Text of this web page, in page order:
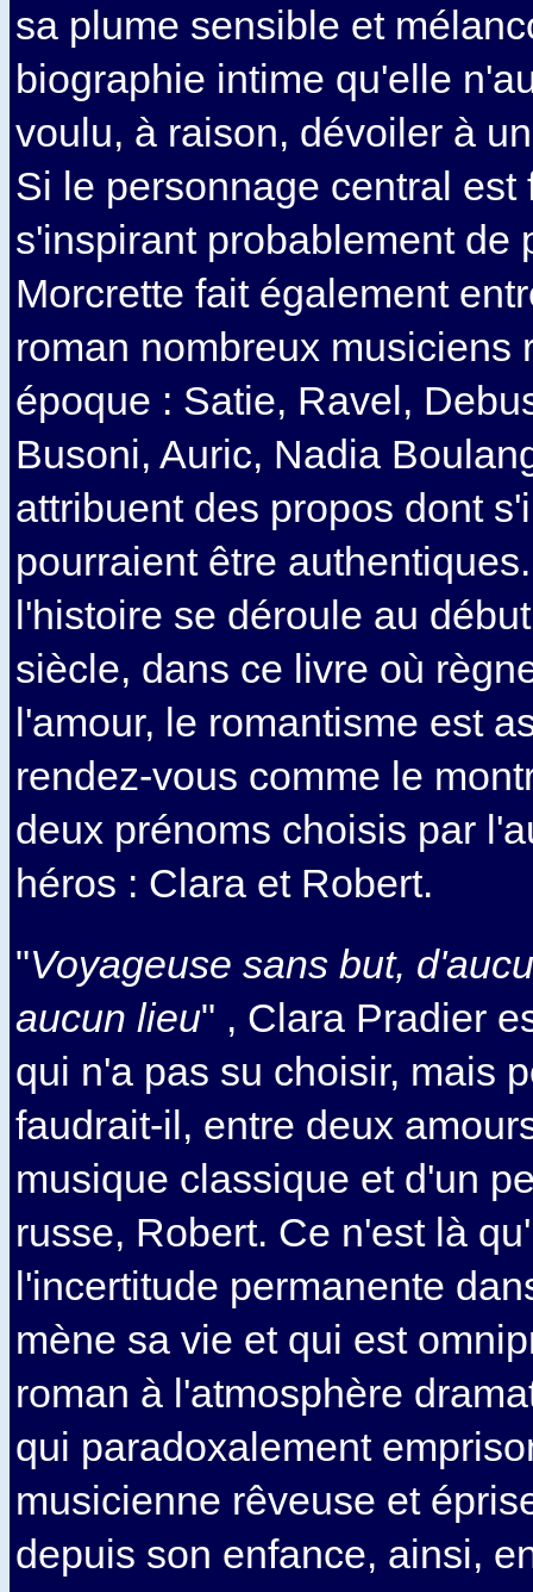
sa plume sensible et
biographie intime qu'elle
voulu, à raison, dévoiler à
Si le personnage central est
s'inspirant probablement de
Morcrette fait également
roman nombreux musiciens
époque : Satie, Ravel,
Busoni, Auric, Nadia
attribuent des propos dont
pourraient être
l'histoire se déroule au
siècle, dans ce livre où
l'amour, le romantisme est
rendez-vous comme le
deux prénoms choisis par
héros : Clara et Robert.
"Voyageuse sans but,
aucun lieu" , Clara Pradier
qui n'a pas su choisir, mais
faudrait-il, entre deux
musique classique et d'un
russe, Robert. Ce n'est là
l'incertitude permanente
mène sa vie et qui est
roman à l'atmosphère
qui paradoxalement
musicienne rêveuse et
depuis son enfance, ainsi,